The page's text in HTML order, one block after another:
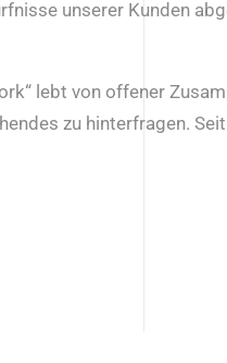
unserer Kunden
lebt von offener
zu hinterfragen.